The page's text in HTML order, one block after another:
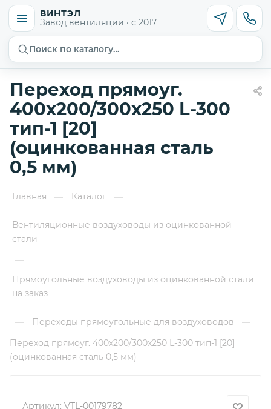
ВИНТЭЛ
Завод вентиляции · с 2017
Поиск по каталогу…
Переход прямоуг.
400х200/300х250 L-300
тип-1 [20]
(оцинкованная сталь
0,5 мм)
Главная — Каталог —
Вентиляционные воздуховоды из оцинкованной
стали
—
Прямоугольные воздуховоды из оцинкованной стали
на заказ
— Переходы прямоугольные для воздуховодов
—
Переход прямоуг. 400х200/300х250 L-300 тип-1 [20]
(оцинкованная сталь 0,5 мм)
Артикул: VTL-00179782